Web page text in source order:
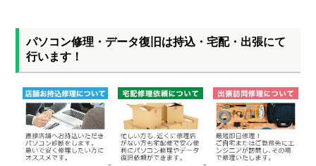
パソコン修理・データ復旧は持込・宅配・出張にて
行います！